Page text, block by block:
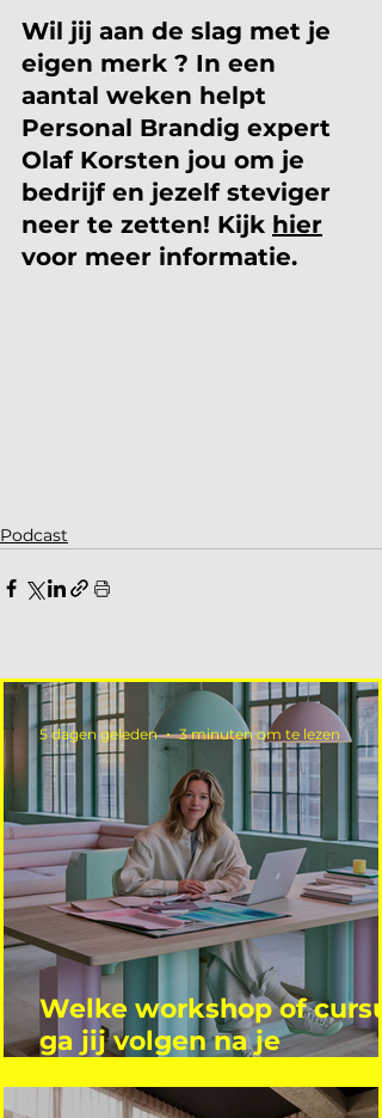
Wil jij aan de slag met je
eigen merk ? In een
aantal weken helpt
Personal Brandig expert
Olaf Korsten jou om je
bedrijf en jezelf steviger
neer te zetten! Kijk hier
voor meer informatie.
Podcast
Welke workshop of
ga jij volgen na je
5 dagen geleden 3 minuten om te lezen